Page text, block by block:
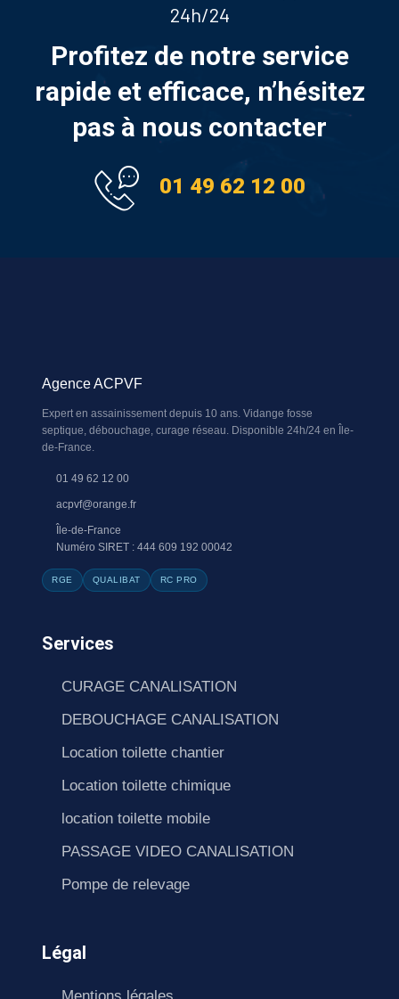
24h/24
Profitez de notre service
rapide et efficace, n’hésitez
pas à nous contacter
01 49 62 12 00
Agence ACPVF
Expert en assainissement depuis 10 ans. Vidange fosse
septique, débouchage, curage réseau. Disponible 24h/24 en Île-
de-France.
01 49 62 12 00
acpvf@orange.fr
Île-de-France
Numéro SIRET : 444 609 192 00042
RGE QUALIBAT RC PRO
Services
CURAGE CANALISATION
DEBOUCHAGE CANALISATION
Location toilette chantier
Location toilette chimique
location toilette mobile
PASSAGE VIDEO CANALISATION
Pompe de relevage
Légal